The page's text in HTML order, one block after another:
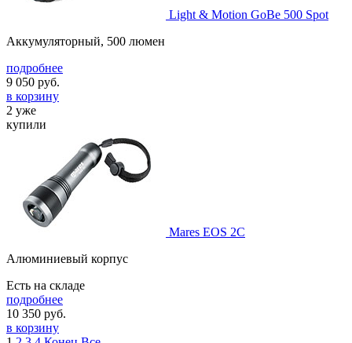
Light & Motion GoBe 500 Spot
Аккумуляторный, 500 люмен
подробнее
9 050 руб.
в корзину
2 уже
купили
Mares EOS 2С
Алюминиевый корпус
Есть на складе
подробнее
10 350 руб.
в корзину